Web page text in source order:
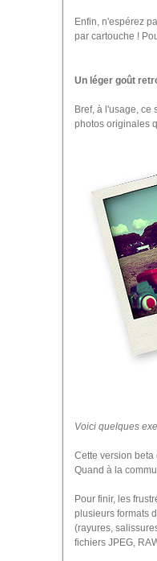
Enfin, n'espérez
par cartouche !
Un léger goût
Bref, à l'usage, ce
photos originales
Voici quelques
Cette version
Quand à la
Pour finir, les
plusieurs formats
(rayures,
fichiers JPEG,